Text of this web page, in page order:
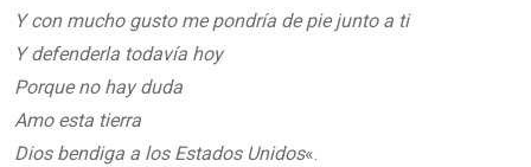
Y con mucho gusto me pondría de pie junto a ti
Y defenderla todavía hoy
Porque no hay duda
Amo esta tierra
Dios bendiga a los Estados Unidos«.